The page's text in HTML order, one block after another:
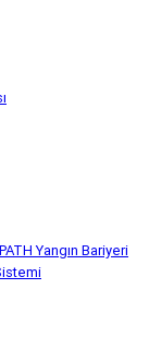
Yangın Bariyeri